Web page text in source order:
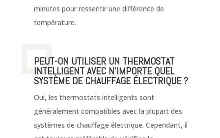
minutes pour ressentir une différence de
température.
PEUT-ON UTILISER UN THERMOSTAT
INTELLIGENT AVEC N’IMPORTE QUEL
SYSTÈME DE CHAUFFAGE ÉLECTRIQUE ?
Oui, les thermostats intelligents sont
généralement compatibles avec la plupart des
systèmes de chauffage électrique. Cependant, il